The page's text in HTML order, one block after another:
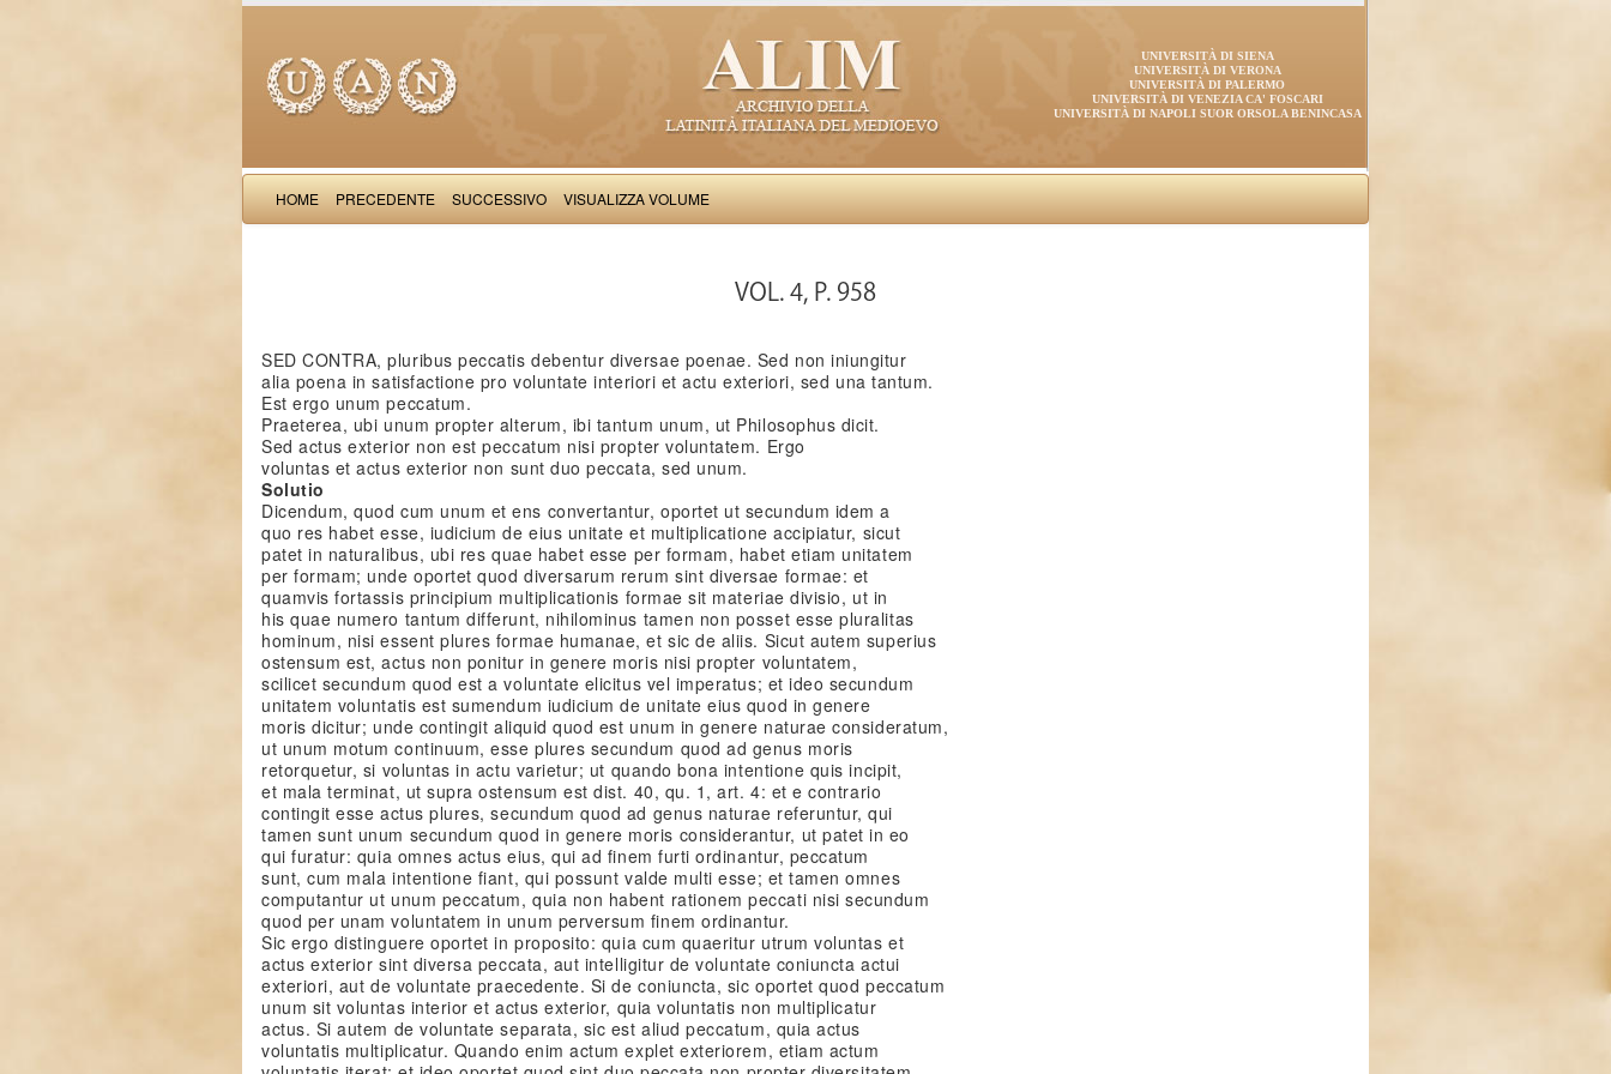
UNIVERSITÀ DI SIENA
UNIVERSITÀ DI VERONA
UNIVERSITÀ DI PALERMO
UNIVERSITÀ DI VENEZIA CA' FOSCARI
UNIVERSITÀ DI NAPOLI SUOR ORSOLA BENINCASA
HOME PRECEDENTE SUCCESSIVO VISUALIZZA VOLUME
VOL. 4, P. 958
SED CONTRA, pluribus peccatis debentur diversae poenae. Sed non iniungitur
alia poena in satisfactione pro voluntate interiori et actu exteriori, sed una tantum.
Est ergo unum peccatum.
Praeterea, ubi unum propter alterum, ibi tantum unum, ut Philosophus dicit.
Sed actus exterior non est peccatum nisi propter voluntatem. Ergo
voluntas et actus exterior non sunt duo peccata, sed unum.
Solutio
Dicendum, quod cum unum et ens convertantur, oportet ut secundum idem a
quo res habet esse, iudicium de eius unitate et multiplicatione accipiatur, sicut
patet in naturalibus, ubi res quae habet esse per formam, habet etiam unitatem
per formam; unde oportet quod diversarum rerum sint diversae formae: et
quamvis fortassis principium multiplicationis formae sit materiae divisio, ut in
his quae numero tantum differunt, nihilominus tamen non posset esse pluralitas
hominum, nisi essent plures formae humanae, et sic de aliis. Sicut autem superius
ostensum est, actus non ponitur in genere moris nisi propter voluntatem,
scilicet secundum quod est a voluntate elicitus vel imperatus; et ideo secundum
unitatem voluntatis est sumendum iudicium de unitate eius quod in genere
moris dicitur; unde contingit aliquid quod est unum in genere naturae consideratum,
ut unum motum continuum, esse plures secundum quod ad genus moris
retorquetur, si voluntas in actu varietur; ut quando bona intentione quis incipit,
et mala terminat, ut supra ostensum est dist. 40, qu. 1, art. 4: et e contrario
contingit esse actus plures, secundum quod ad genus naturae referuntur, qui
tamen sunt unum secundum quod in genere moris considerantur, ut patet in eo
qui furatur: quia omnes actus eius, qui ad finem furti ordinantur, peccatum
sunt, cum mala intentione fiant, qui possunt valde multi esse; et tamen omnes
computantur ut unum peccatum, quia non habent rationem peccati nisi secundum
quod per unam voluntatem in unum perversum finem ordinantur.
Sic ergo distinguere oportet in proposito: quia cum quaeritur utrum voluntas et
actus exterior sint diversa peccata, aut intelligitur de voluntate coniuncta actui
exteriori, aut de voluntate praecedente. Si de coniuncta, sic oportet quod peccatum
unum sit voluntas interior et actus exterior, quia voluntatis non multiplicatur
actus. Si autem de voluntate separata, sic est aliud peccatum, quia actus
voluntatis multiplicatur. Quando enim actum explet exteriorem, etiam actum